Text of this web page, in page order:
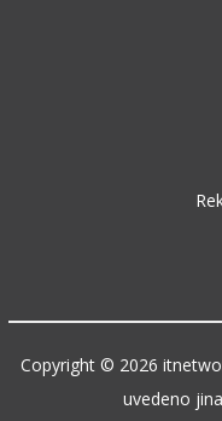
Copyright © 2026
uvedeno